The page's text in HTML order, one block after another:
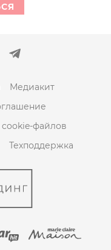
Медиакит
файлов
Техподдержка